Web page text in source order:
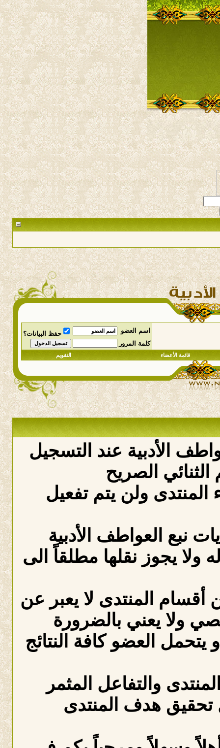
اسم العضو
حفظ البيانات؟
كلمة المرور
قائمة الأعضاء التقويم
الأدبية عند التسجيل
الصريح
ولن يتم تفعيل
نبع العواطف الأدبية
ولا يجوز نقلها مطلقاً الى
المنتدى لا يعبر عن
ولا يعني بالضرورة
العضو كافة النتائج
والتفاعل المثمر
هدف المنتدى